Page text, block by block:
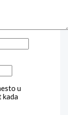
u
kada